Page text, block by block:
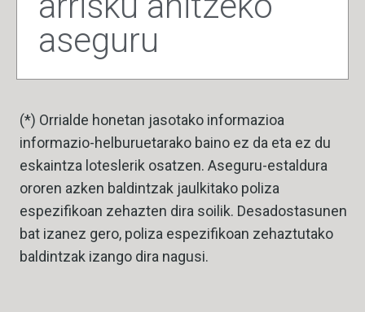
aseguru
(*) Orrialde honetan jasotako informazioa
informazio-helburuetarako baino ez da eta ez du
eskaintza loteslerik osatzen. Aseguru-estaldura
ororen azken baldintzak jaulkitako poliza
espezifikoan zehazten dira soilik. Desadostasunen
bat izanez gero, poliza espezifikoan zehaztutako
baldintzak izango dira nagusi.